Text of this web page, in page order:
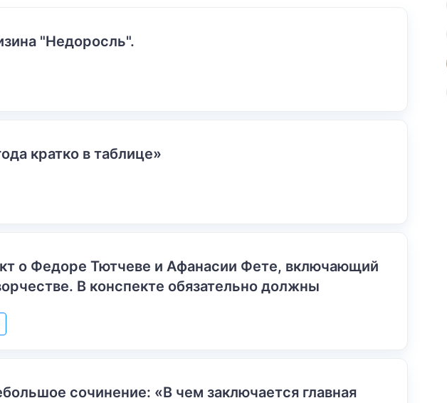
"Недоросль".
кратко в таблице»
о Федоре Тютчеве и Афанасии Фете, включающий
В конспекте обязательно должны
сочинение: «В чем заключается главная